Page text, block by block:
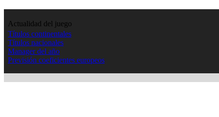
Actualidad del juego
Títulos continentales
Títulos nacionales
Manager del año
Previsión coeficientes europeos